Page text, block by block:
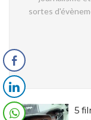
sortes
5